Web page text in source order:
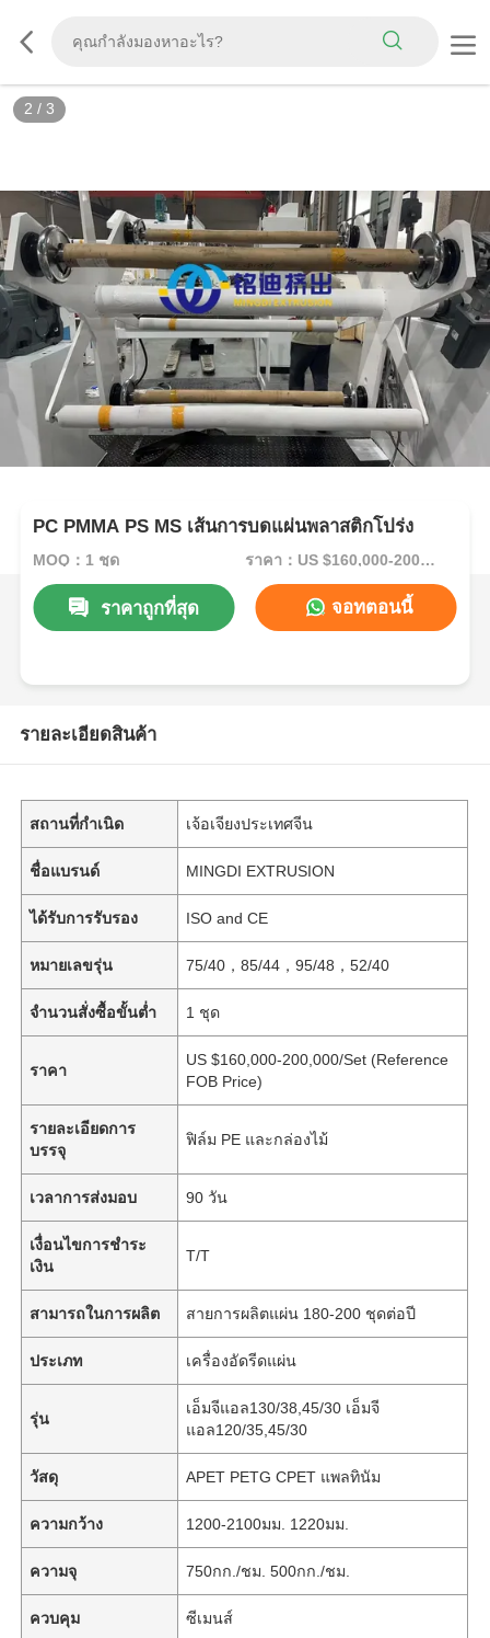
2 / 3
PC PMMA PS MS เส้นการบดแผ่นพลาสติกโปร่ง
MOQ：1 ชุด ราคา：US $160,000-200,000/Set (Reference FOB Price)
ราคาถูกที่สุด จอทตอนนี้
รายละเอียดสินค้า
สถานที่กำเนิด เจ้อเจียงประเทศจีน
ชื่อแบรนด์ MINGDI EXTRUSION
ได้รับการรับรอง ISO and CE
หมายเลขรุ่น 75/40，85/44，95/48，52/40
จำนวนสั่งซื้อขั้นต่ำ 1 ชุด
ราคา
US $160,000-200,000/Set (Reference
FOB Price)
รายละเอียดการ
บรรจุ
ฟิล์ม PE และกล่องไม้
เวลาการส่งมอบ 90 วัน
เงื่อนไขการชำระ
เงิน
T/T
สามารถในการผลิต สายการผลิตแผ่น 180-200 ชุดต่อปี
ประเภท เครื่องอัดรีดแผ่น
รุ่น
เอ็มจีแอล130/38,45/30 เอ็มจี
แอล120/35,45/30
วัสดุ APET PETG CPET แพลทินัม
ความกว้าง 1200-2100มม. 1220มม.
ความจุ 750กก./ชม. 500กก./ชม.
ควบคุม ซีเมนส์